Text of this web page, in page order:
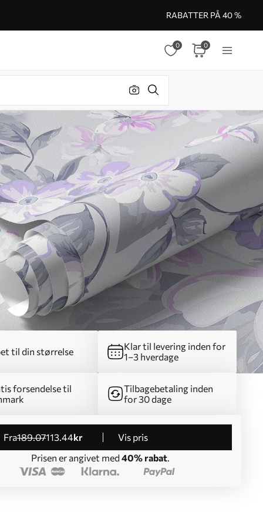
RABATTER PÅ 40 %
0 0
til din størrelse
Klar til levering inden for
1–3 hverdage
forsendelse til
Tilbagebetaling inden
for 30 dage
fra189.07113.44kr
Vis pris
Prisen er angivet med 40% rabat.